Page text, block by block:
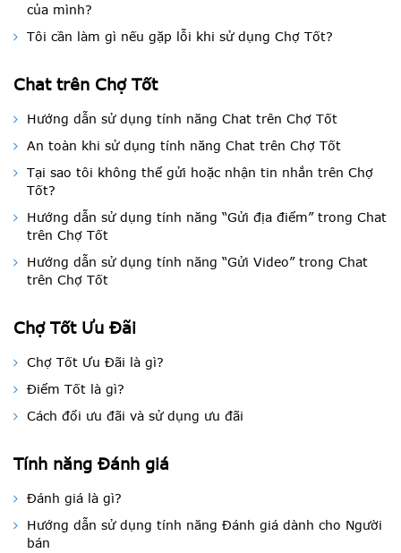
của mình?
Tôi cần làm gì nếu gặp lỗi khi sử dụng Chợ Tốt?
Chat trên Chợ Tốt
Hướng dẫn sử dụng tính năng Chat trên Chợ Tốt
An toàn khi sử dụng tính năng Chat trên Chợ Tốt
Tại sao tôi không thể gửi hoặc nhận tin nhắn trên Chợ
Tốt?
Hướng dẫn sử dụng tính năng “Gửi địa điểm” trong Chat
trên Chợ Tốt
Hướng dẫn sử dụng tính năng “Gửi Video” trong Chat
trên Chợ Tốt
Chợ Tốt Ưu Đãi
Chợ Tốt Ưu Đãi là gì?
Điểm Tốt là gì?
Cách đổi ưu đãi và sử dụng ưu đãi
Tính năng Đánh giá
Đánh giá là gì?
Hướng dẫn sử dụng tính năng Đánh giá dành cho Người
bán